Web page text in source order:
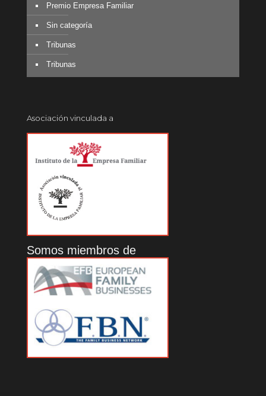
Premio Empresa Familiar
Sin categoría
Tribunas
Tribunas
Asociación vinculada a
Somos miembros de